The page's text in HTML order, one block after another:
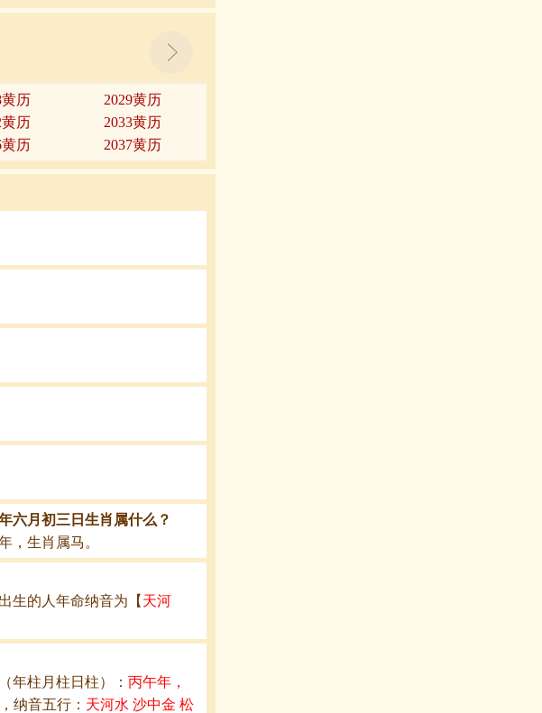
黄历
2029黄历
黄历
2033黄历
黄历 2037黄历
六月初三日生肖属什么？
，生肖属马。
生的人年命纳音为【 天河
年柱月柱日柱）： 丙午年，
，纳音五行： 天河水 沙中金 松